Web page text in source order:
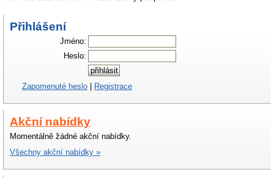
Přihlášení
Jméno:
Heslo:
Zapomenuté heslo Registrace
Akční nabídky
Momentálně žádné akční nabídky.
Všechny akční nabídky »